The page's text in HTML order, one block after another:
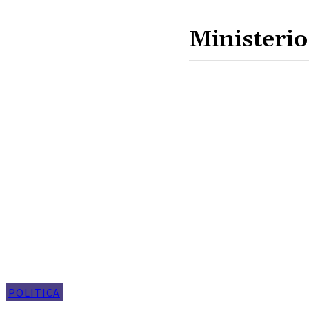
POLITICA